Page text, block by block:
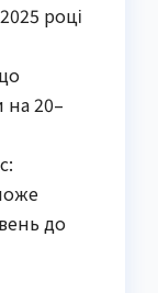
році
на 20–
до